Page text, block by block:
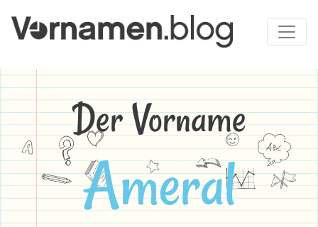
Der Vorname
Ameral